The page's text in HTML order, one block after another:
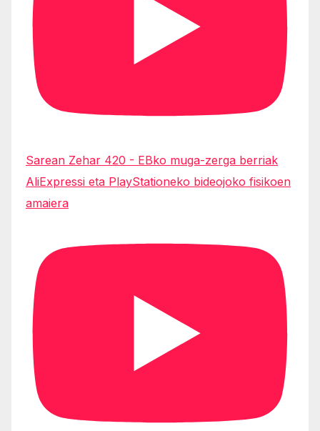
Sarean Zehar 420 - EBko muga-zerga berriak
AliExpressi eta PlayStationeko bideojoko fisikoen
amaiera